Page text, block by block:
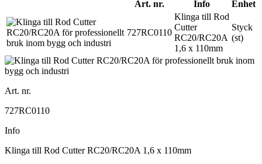
Art. nr.
Info Enhet
727RC0110
Klinga till Rod
Cutter
RC20/RC20A
1,6 x 110mm
Styck
(st)
Art. nr.
727RC0110
Info
Klinga till Rod Cutter RC20/RC20A 1,6 x 110mm